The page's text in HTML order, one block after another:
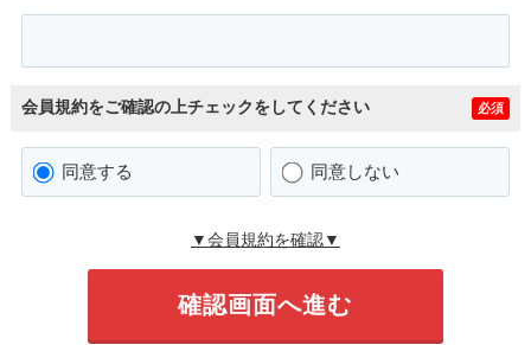
会員規約をご確認の上チェックをしてください 必須
同意する 同意しない
▼会員規約を確認▼